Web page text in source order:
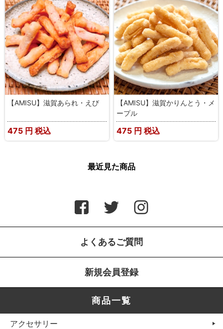
【AMISU】滋賀あられ・えび
475 円 税込
【AMISU】滋賀かりんとう・メ
ープル
475 円 税込
最近見た商品
よくあるご質問
新規会員登録
商品一覧
アクセサリー